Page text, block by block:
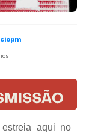
estreia aqui no